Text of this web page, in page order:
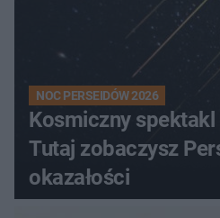
NOC PERSEIDÓW 2026
Kosmiczny
Tutaj zobaczysz
okazałości